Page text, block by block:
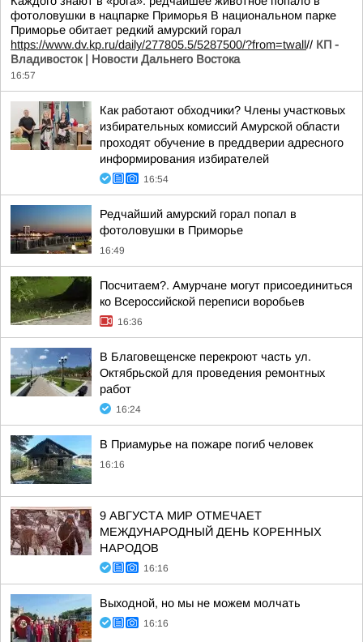
фотоловушки в нацпарке Приморья В национальном парке
Приморье обитает редкий амурский горал
https://www.dv.kp.ru/daily/277805.5/5287500/?from=twall// КП -
Владивосток | Новости Дальнего Востока
16:57
Как работают обходчики? Члены участковых
избирательных комиссий Амурской области
проходят обучение в преддверии адресного
информирования избирателей
16:54
Редчайший амурский горал попал в
фотоловушки в Приморье
16:49
Посчитаем?. Амурчане могут присоединиться
ко Всероссийской переписи воробьев
16:36
В Благовещенске перекроют часть ул.
Октябрьской для проведения ремонтных
работ
16:24
В Приамурье на пожаре погиб человек
16:16
9 АВГУСТА МИР ОТМЕЧАЕТ
МЕЖДУНАРОДНЫЙ ДЕНЬ КОРЕННЫХ
НАРОДОВ
16:16
Выходной, но мы не можем молчать
16:16